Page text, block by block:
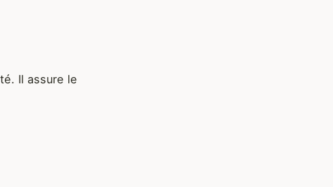
Il assure le